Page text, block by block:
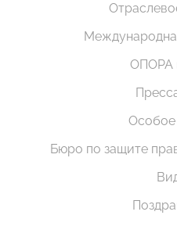
ОПОРА
Бюро по защите